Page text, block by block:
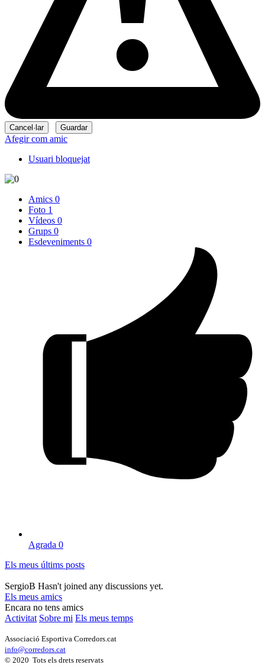
Afegir com amic
Usuari bloquejat
Amics 0
Foto 1
Vídeos 0
Grups 0
Esdeveniments 0
Agrada 0
Els meus últims posts
SergioB Hasn't joined any discussions yet.
Els meus amics
Encara no tens amics
Activitat Sobre mi Els meus temps
Associació Esportiva Corredors.cat
info@corredors.cat
© 2020 Tots els drets reservats